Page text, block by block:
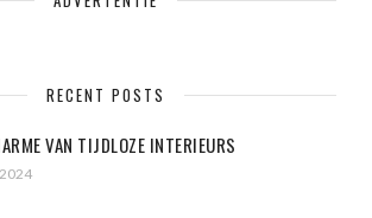
RECENT POSTS
VAN TIJDLOZE INTERIEURS